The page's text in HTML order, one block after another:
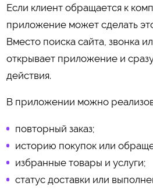
Если клиент обращается к
приложение может сделать
Вместо поиска сайта, звонка
открывает приложение и
действия.
В приложении можно
повторный заказ;
историю покупок или
избранные товары и услуги;
статус доставки или